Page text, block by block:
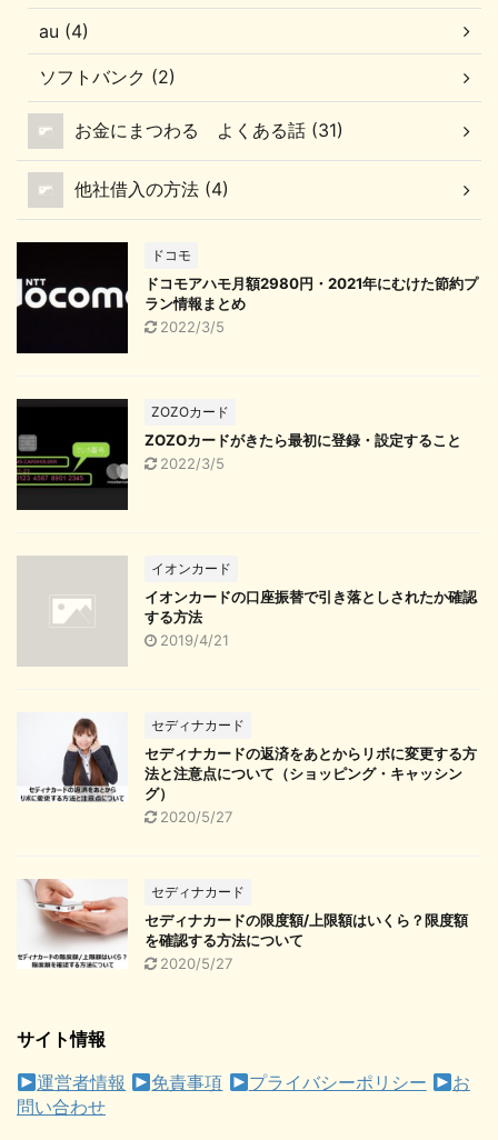
au (4)
ソフトバンク (2)
お金にまつわる よくある話 (31)
他社借入の方法 (4)
ドコモ
ドコモアハモ月額2980円・2021年にむけた節約プ
ラン情報まとめ
2022/3/5
ZOZOカード
ZOZOカードがきたら最初に登録・設定すること
2022/3/5
イオンカード
イオンカードの口座振替で引き落としされたか確認
する方法
2019/4/21
セディナカード
セディナカードの返済をあとからリボに変更する方
法と注意点について（ショッピング・キャッシン
グ）
2020/5/27
セディナカード
セディナカードの限度額/上限額はいくら？限度額
を確認する方法について
2020/5/27
サイト情報
運営者情報
免責事項 プライバシーポリシー
お
問い合わせ